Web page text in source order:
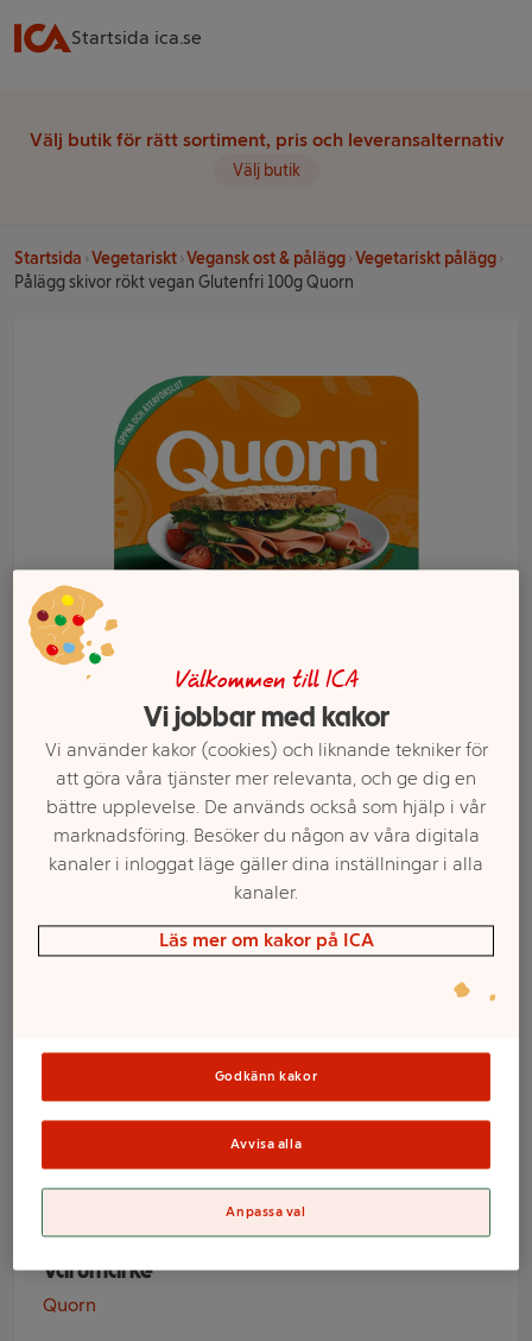
Startsida ica.se
Välj butik för rätt sortiment, pris och leveransalternativ
Välj butik
Startsida Vegetariskt Vegansk ost & pålägg Vegetariskt pålägg
Pålägg skivor rökt vegan Glutenfri 100g Quorn
rökt vegan
Glutenfri 100g
Quorn
Varumärke
Quorn
Välj butik och handla
Sortimentet kan variera mellan butikerna
Välkommen till ICA
Vi jobbar med kakor
Vi använder kakor (cookies) och liknande tekniker för
att göra våra tjänster mer relevanta, och ge dig en
bättre upplevelse. De används också som hjälp i vår
marknadsföring. Besöker du någon av våra digitala
kanaler i inloggat läge gäller dina inställningar i alla
kanaler.
Läs mer om kakor på ICA
Godkänn kakor
Avvisa alla
Anpassa val